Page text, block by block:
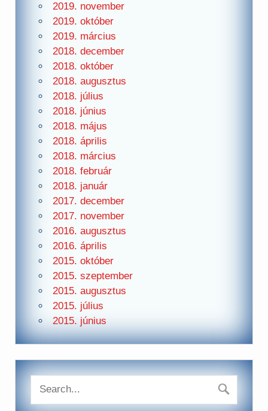
2019. november
2019. október
2019. március
2018. december
2018. október
2018. augusztus
2018. július
2018. június
2018. május
2018. április
2018. március
2018. február
2018. január
2017. december
2017. november
2016. augusztus
2016. április
2015. október
2015. szeptember
2015. augusztus
2015. július
2015. június